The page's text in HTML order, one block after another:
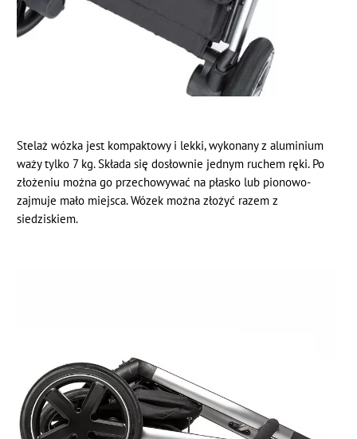
Stelaż wózka jest kompaktowy i lekki, wykonany z aluminium
waży tylko 7 kg. Składa się dosłownie jednym ruchem ręki. Po
złożeniu można go przechowywać na płasko lub pionowo-
zajmuje mało miejsca. Wózek można złożyć razem z
siedziskiem.